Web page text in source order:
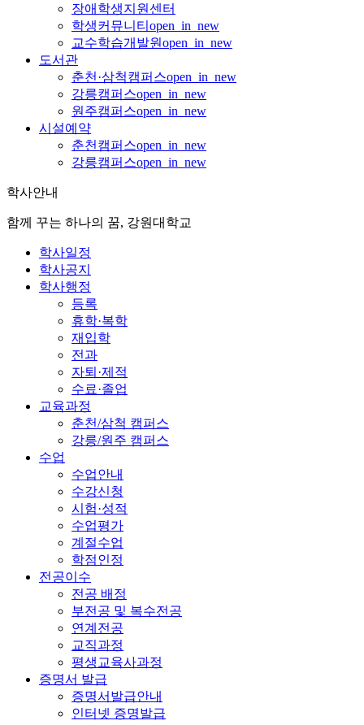
장애학생지원센터
학생커뮤니티 open_in_new
교수학습개발원open_in_new
도서관
춘천·삼척캠퍼스open_in_new
강릉캠퍼스open_in_new
원주캠퍼스open_in_new
시설예약
춘천캠퍼스open_in_new
강릉캠퍼스open_in_new
학사안내
함께 꾸는 하나의 꿈, 강원대학교
학사일정
학사공지
학사행정
등록
휴학·복학
재입학
전과
자퇴·제적
수료·졸업
교육과정
춘천/삼척 캠퍼스
강릉/원주 캠퍼스
수업
수업안내
수강신청
시험·성적
수업평가
계절수업
학점인정
전공이수
전공 배정
부전공 및 복수전공
연계전공
교직과정
평생교육사과정
증명서 발급
증명서발급안내
인터넷 증명발급